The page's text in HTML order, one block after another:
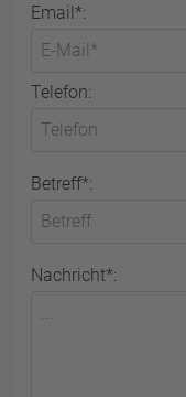
Email*:
Telefon:
Betreff*:
Nachricht*: